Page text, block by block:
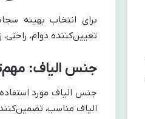
برای انتخاب بهینه
تعیین‌کننده دوام،
جنس الیاف:
جنس الیاف مورد
الیاف مناسب،